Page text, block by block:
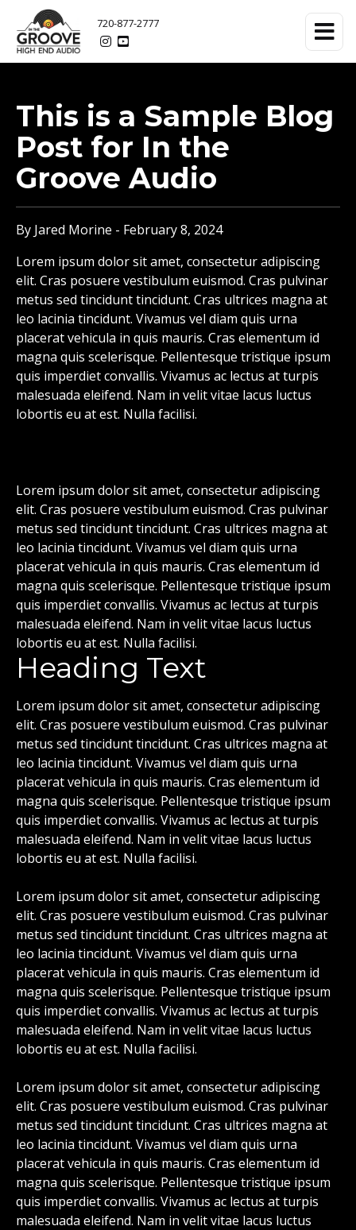
720-877-2777
This is a Sample Blog
Post for In the
Groove Audio
By Jared Morine - February 8, 2024
Lorem ipsum dolor sit amet, consectetur adipiscing
elit. Cras posuere vestibulum euismod. Cras pulvinar
metus sed tincidunt tincidunt. Cras ultrices magna at
leo lacinia tincidunt. Vivamus vel diam quis urna
placerat vehicula in quis mauris. Cras elementum id
magna quis scelerisque. Pellentesque tristique ipsum
quis imperdiet convallis. Vivamus ac lectus at turpis
malesuada eleifend. Nam in velit vitae lacus luctus
lobortis eu at est. Nulla facilisi.
Lorem ipsum dolor sit amet, consectetur adipiscing
elit. Cras posuere vestibulum euismod. Cras pulvinar
metus sed tincidunt tincidunt. Cras ultrices magna at
leo lacinia tincidunt. Vivamus vel diam quis urna
placerat vehicula in quis mauris. Cras elementum id
magna quis scelerisque. Pellentesque tristique ipsum
quis imperdiet convallis. Vivamus ac lectus at turpis
malesuada eleifend. Nam in velit vitae lacus luctus
lobortis eu at est. Nulla facilisi.
Heading Text
Lorem ipsum dolor sit amet, consectetur adipiscing
elit. Cras posuere vestibulum euismod. Cras pulvinar
metus sed tincidunt tincidunt. Cras ultrices magna at
leo lacinia tincidunt. Vivamus vel diam quis urna
placerat vehicula in quis mauris. Cras elementum id
magna quis scelerisque. Pellentesque tristique ipsum
quis imperdiet convallis. Vivamus ac lectus at turpis
malesuada eleifend. Nam in velit vitae lacus luctus
lobortis eu at est. Nulla facilisi.
Lorem ipsum dolor sit amet, consectetur adipiscing
elit. Cras posuere vestibulum euismod. Cras pulvinar
metus sed tincidunt tincidunt. Cras ultrices magna at
leo lacinia tincidunt. Vivamus vel diam quis urna
placerat vehicula in quis mauris. Cras elementum id
magna quis scelerisque. Pellentesque tristique ipsum
quis imperdiet convallis. Vivamus ac lectus at turpis
malesuada eleifend. Nam in velit vitae lacus luctus
lobortis eu at est. Nulla facilisi.
Lorem ipsum dolor sit amet, consectetur adipiscing
elit. Cras posuere vestibulum euismod. Cras pulvinar
metus sed tincidunt tincidunt. Cras ultrices magna at
leo lacinia tincidunt. Vivamus vel diam quis urna
placerat vehicula in quis mauris. Cras elementum id
magna quis scelerisque. Pellentesque tristique ipsum
quis imperdiet convallis. Vivamus ac lectus at turpis
malesuada eleifend. Nam in velit vitae lacus luctus